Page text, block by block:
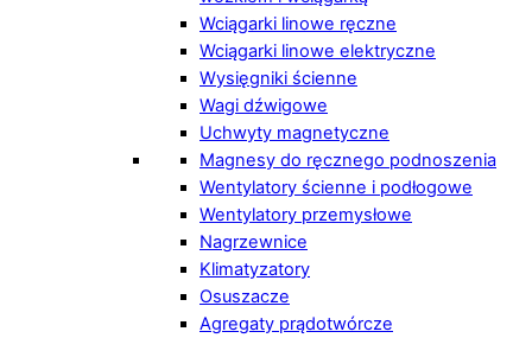
Wciągarki linowe ręczne
Wciągarki linowe elektryczne
Wysięgniki ścienne
Wagi dźwigowe
Uchwyty magnetyczne
Magnesy do ręcznego podnoszenia
Wentylatory ścienne i podłogowe
Wentylatory przemysłowe
Nagrzewnice
Klimatyzatory
Osuszacze
Agregaty prądotwórcze